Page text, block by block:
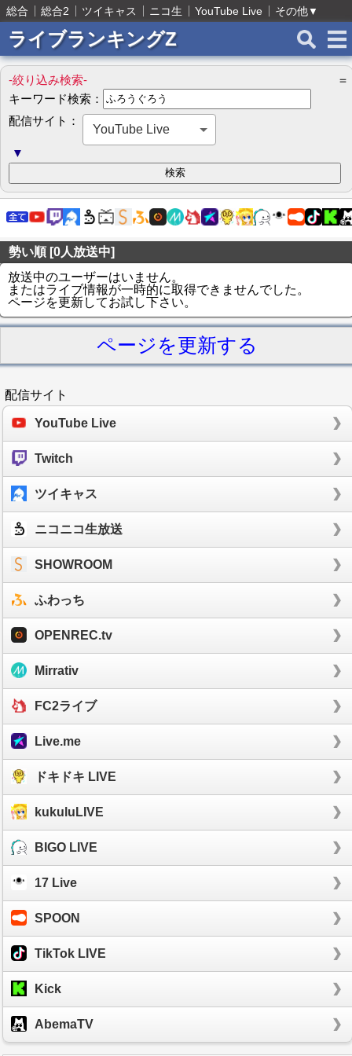
総合 総合2 ツイキャス ニコ生 YouTube Live その他▼
ライブランキングZ
-絞り込み検索-
＝
キーワード検索：
配信サイト：
YouTube Live
▼
勢い順 [0人放送中]
放送中のユーザーはいません。
またはライブ情報が一時的に取得できませんでした。
ページを更新してお試し下さい。
ページを更新する
配信サイト
YouTube Live
Twitch
ツイキャス
ニコニコ生放送
SHOWROOM
ふわっち
OPENREC.tv
Mirrativ
FC2ライブ
Live.me
ドキドキ LIVE
kukuluLIVE
BIGO LIVE
17 Live
SPOON
TikTok LIVE
Kick
AbemaTV